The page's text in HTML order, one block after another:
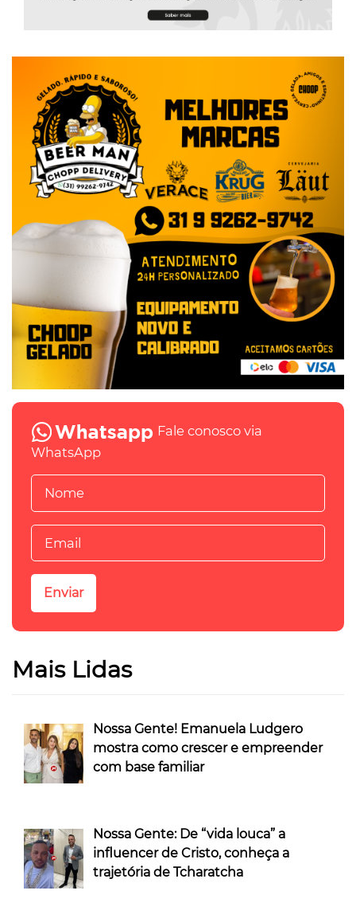
Fale conosco via
WhatsApp
Mais Lidas
Nossa Gente! Emanuela Ludgero
mostra como crescer e empreender
com base familiar
Nossa Gente: De “vida louca” a
influencer de Cristo, conheça a
trajetória de Tcharatcha